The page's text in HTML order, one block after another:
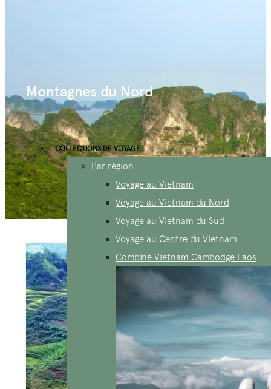
COLLECTIONS DE VOYAGE
Par région
Voyage au Vietnam
Voyage au Vietnam du Nord
Voyage au Vietnam du Sud
Voyage au Centre du Vietnam
Combiné Vietnam Cambodge Laos
Montagnes du Nord